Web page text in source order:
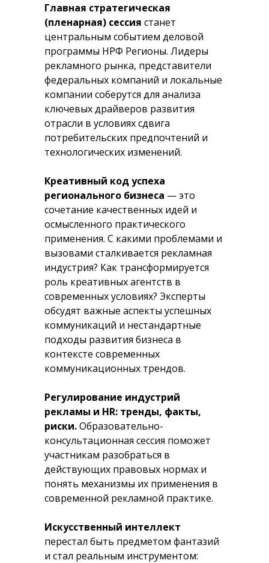
Главная стратегическая
(пленарная) сессия станет
центральным событием деловой
программы НРФ Регионы. Лидеры
рекламного рынка, представители
федеральных компаний и локальные
компании соберутся для анализа
ключевых драйверов развития
отрасли в условиях сдвига
потребительских предпочтений и
технологических изменений.
Креативный код успеха
регионального бизнеса — это
сочетание качественных идей и
осмысленного практического
применения. С какими проблемами и
вызовами сталкивается рекламная
индустрия? Как трансформируется
роль креативных агентств в
современных условиях? Эксперты
обсудят важные аспекты успешных
коммуникаций и нестандартные
подходы развития бизнеса в
контексте современных
коммуникационных трендов.
Регулирование индустрий
рекламы и HR: тренды, факты,
риски.Образовательно-
консультационная сессия поможет
участникам разобраться в
действующих правовых нормах и
понять механизмы их применения в
современной рекламной практике.
Искусственный интеллект
перестал быть предметом фантазий
и стал реальным инструментом: